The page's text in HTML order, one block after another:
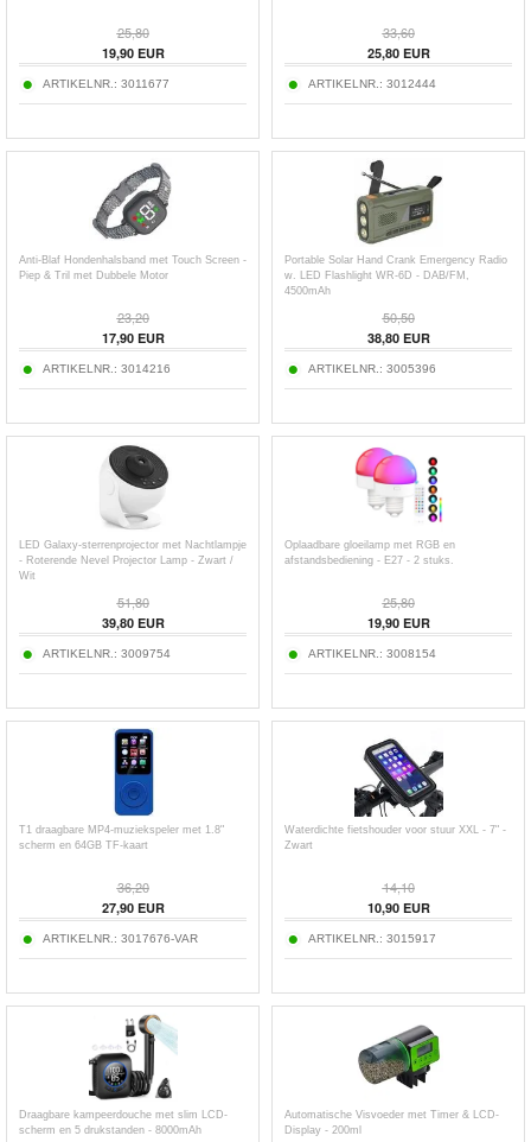
25,80
19,90EUR
ARTIKELNR.: 3011677
33,60
25,80EUR
ARTIKELNR.: 3012444
Anti-Blaf Hondenhalsband met Touch Screen -
Piep & Tril met Dubbele Motor
23,20
17,90EUR
ARTIKELNR.: 3014216
Portable Solar Hand Crank Emergency Radio
w. LED Flashlight WR-6D - DAB/FM,
4500mAh
50,50
38,80EUR
ARTIKELNR.: 3005396
LED Galaxy-sterrenprojector met Nachtlampje
- Roterende Nevel Projector Lamp - Zwart /
Wit
51,80
39,80EUR
ARTIKELNR.: 3009754
Oplaadbare gloeilamp met RGB en
afstandsbediening - E27 - 2 stuks.
25,80
19,90EUR
ARTIKELNR.: 3008154
T1 draagbare MP4-muziekspeler met 1.8"
scherm en 64GB TF-kaart
36,20
27,90EUR
ARTIKELNR.: 3017676-VAR
Waterdichte fietshouder voor stuur XXL - 7" -
Zwart
14,10
10,90EUR
ARTIKELNR.: 3015917
Draagbare kampeerdouche met slim LCD-
scherm en 5 drukstanden - 8000mAh
Automatische Visvoeder met Timer & LCD-
Display - 200ml